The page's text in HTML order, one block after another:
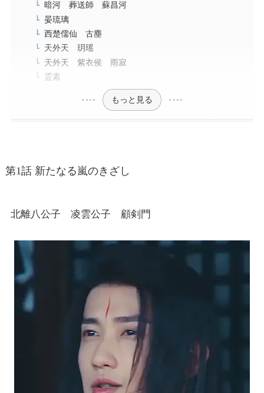
暗河 葬送師 蘇昌河
晏琉璃
西楚儒仙 古塵
天外天 玥瑶
天外天 紫衣侯 雨寂
霊素
もっと見る
第1話 新たなる嵐のきざし
北離八公子 凌雲公子 顧剣門